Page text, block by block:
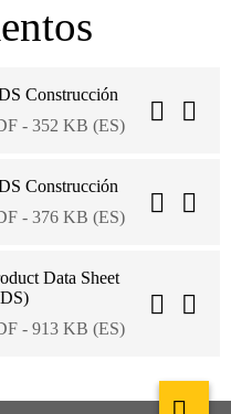
Construcción
- 352 KB (ES)
Construcción
- 376 KB (ES)
Data Sheet
- 913 KB (ES)